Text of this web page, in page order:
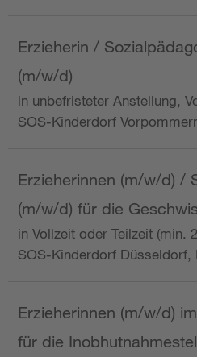
Erzieherin /
(m/w/d)
in unbefristeter Anstellung,
SOS-Kinderdorf
Erzieherinnen (m/w/d) /
(m/w/d) für die
in Vollzeit oder Teilzeit (min.
SOS-Kinderdorf Düsseldorf,
Erzieherinnen (m/w/d)
für die